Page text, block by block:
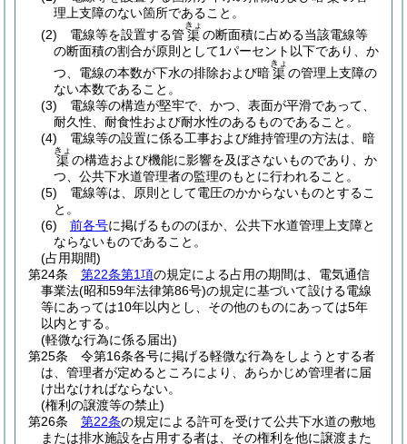
理上支障のない箇所であること。
(2)
電線等を設置する管 渠
きょ
の断面積に占める当該電線等
の断面積の割合が原則として1パーセント以下であり、か
つ、電線の本数が下水の排除および暗渠
きょ
の管理上支障の
ない本数であること。
(3)
電線等の構造が堅牢で、かつ、表面が平滑であって、
耐久性、耐食性および耐水性のあるものであること。
(4)
電線等の設置に係る工事および維持管理の方法は、暗
渠
きょ
の構造および機能に影響を及ぼさないものであり、か
つ、公共下水道管理者の監理のもとに行われること。
(5)
電線等は、原則として電圧のかからないものとするこ
と。
(6)
前各号に掲げるもののほか、公共下水道管理上支障と
ならないものであること。
(占用期間)
第24条
第22条第1項の規定による占用の期間は、電気通信
事業法(昭和59年法律第86号)の規定に基づいて設ける電線
等にあっては10年以内とし、その他のものにあっては5年
以内とする。
(軽微な行為に係る届出)
第25条
令第16条各号に掲げる軽微な行為をしようとする者
は、管理者が定めるところにより、あらかじめ管理者に届
け出なければならない。
(権利の譲渡等の禁止)
第26条
第22条の規定による許可を受けて公共下水道の敷地
または排水施設を占用する者は、その権利を他に譲渡また